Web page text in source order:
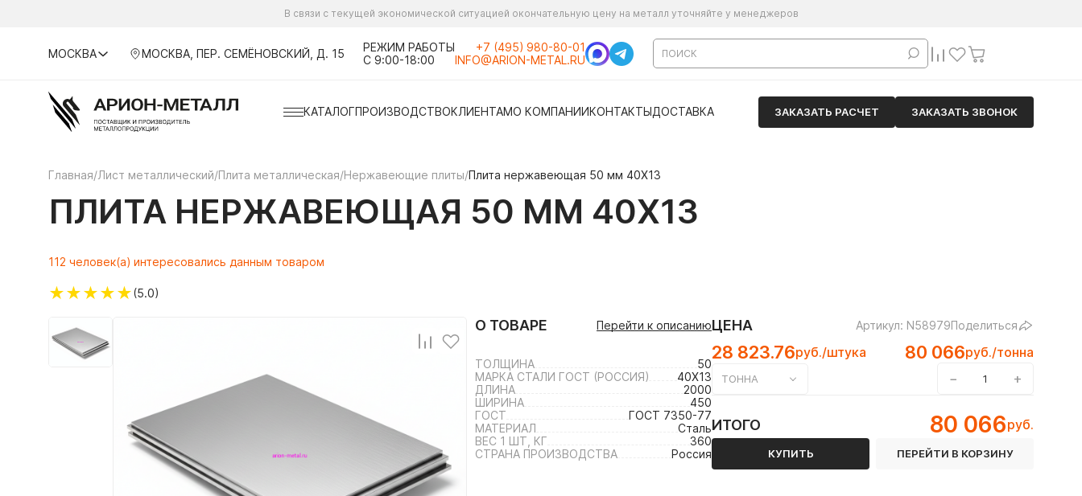
В связи с текущей экономической ситуацией окончательную цену на металл уточняйте у менеджеров
МОСКВА МОСКВА, ПЕР. СЕМЁНОВСКИЙ, Д. 15
РЕЖИМ РАБОТЫ
С 9:00-18:00
+7 (495) 980-80-01
INFO@ARION-METAL.RU
КАТАЛОГПРОИЗВОДСТВОКЛИЕНТАМО КОМПАНИИКОНТАКТЫДОСТАВКА ЗАКАЗАТЬ РАСЧЕТ ЗАКАЗАТЬ ЗВОНОК
Главная/Лист металлический/Плита металлическая/Нержавеющие плиты/Плита нержавеющая 50 мм 40Х13
ПЛИТА НЕРЖАВЕЮЩАЯ 50 ММ 40Х13
112 человек(а) интересовались данным товаром
★★★★★(5.0)
О ТОВАРЕ Перейти к описанию
ТОЛЩИНА
50
МАРКА СТАЛИ ГОСТ (РОССИЯ)
40Х13
ДЛИНА
2000
ШИРИНА
450
ГОСТ
ГОСТ 7350-77
МАТЕРИАЛ
Сталь
ВЕС 1 ШТ, КГ
360
СТРАНА ПРОИЗВОДСТВА
Россия
ЦЕНА Артикул: N58979Поделиться
28 823.76руб./штука 80 066руб./тонна
ТОННА − +
ИТОГО 80 066руб.
КУПИТЬ ПЕРЕЙТИ В КОРЗИНУ